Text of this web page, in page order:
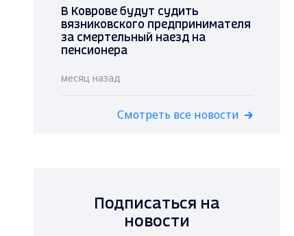
В Коврове будут судить
вязниковского предпринимателя
за смертельный наезд на
пенсионера
месяц назад
Смотреть все новости
Подписаться на
новости